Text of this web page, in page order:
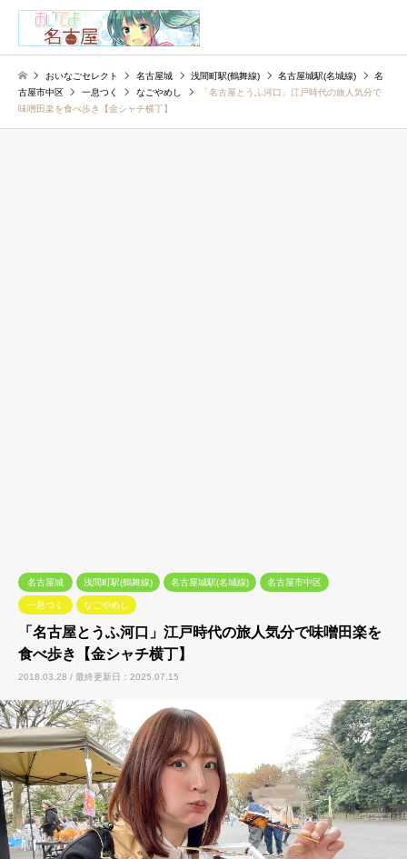
おいなごセレクト 名古屋城 浅間町駅(鶴舞線) 名古屋城駅(名城線)
名
古屋市中区
一息つく なごやめし
「名古屋とうふ河口」江戸時代の旅人気分で
味噌田楽を食べ歩き【金シャチ横丁】
名古屋城 浅間町駅(鶴舞線) 名古屋城駅(名城線) 名古屋市中区
一息つく なごやめし
「名古屋とうふ河口」江戸時代の旅人気分で味噌田楽を
食べ歩き【金シャチ横丁】
2018.03.28 / 最終更新日：2025.07.15